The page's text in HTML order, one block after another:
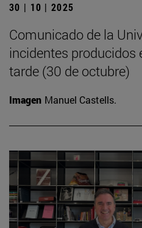
30 | 10 | 2025
Comunicado de la
incidentes producidos
tarde (30 de octubre)
Imagen Manuel Castells.